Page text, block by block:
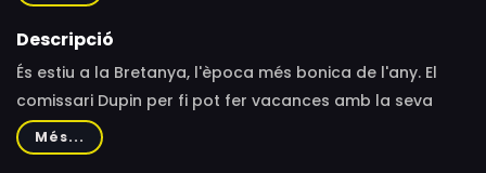
Descripció
És estiu a la Bretanya, l'època més bonica de l'any. El
comissari Dupin per fi pot fer vacances amb la seva
companya, la Claire, però sembla que la tranquil·litat
del descans no està feta per a ell, ja que només arribar,
Més...